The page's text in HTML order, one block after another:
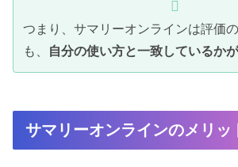
つまり、サマリーオンラインは評価
も、
自分の使い方と一致しているかが
サマリーオンラインのメリッ